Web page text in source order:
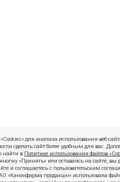
для анализа использования веб-
сделать сайт более удобным для вас.
найти в Политике использования файлов
«Принять» или оставаясь на сайте, вы
и соглашаетесь с пользовательским
«Канонфарма продакшн» использовала